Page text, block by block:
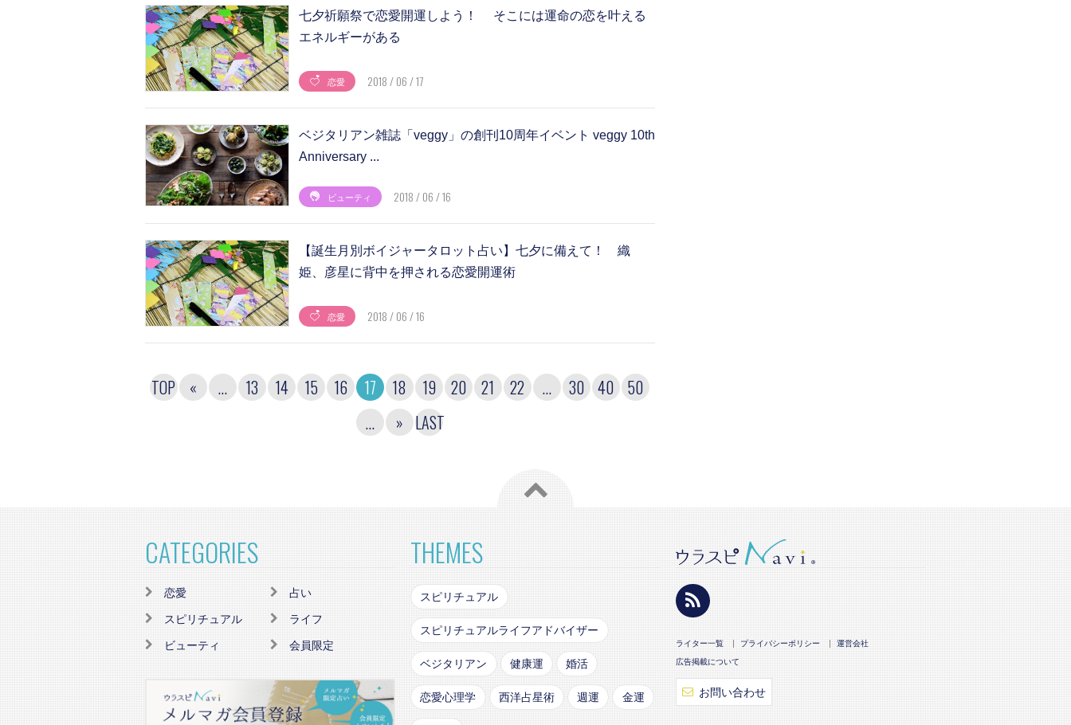
七夕祈願祭で恋愛開運しよう！ そこには運命の恋を叶える
エネルギーがある
恋愛 2018 / 06 / 17
ベジタリアン雑誌「veggy」の創刊10周年イベント veggy 10th
Anniversary ...
ビューティ 2018 / 06 / 16
【誕生月別ボイジャータロット占い】七夕に備えて！ 織
姫、彦星に背中を押される恋愛開運術
恋愛 2018 / 06 / 16
TOP « ... 13 14 15 16 17 18 19 20 21 22 ... 30 40 50
...
» LAST
CATEGORIES
恋愛 占い
スピリチュアル ライフ
ビューティ 会員限定
THEMES
スピリチュアル
スピリチュアルライフアドバイザー
ベジタリアン 健康運 婚活
恋愛心理学 西洋占星術 週運 金運
ライター一覧 プライバシーポリシー 運営会社
広告掲載について
お問い合わせ